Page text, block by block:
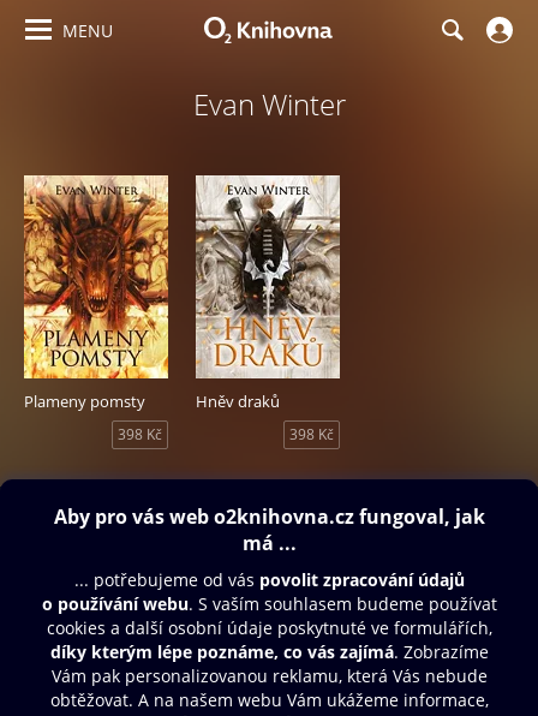
MENU
Evan Winter
Plameny pomsty
398 Kč
Hněv draků
398 Kč
Obsah ke stažení
Další zábava
© O2 Czech Republic a.s.